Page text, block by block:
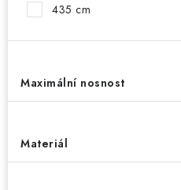
435 cm
Maximální nosnost
Materiál